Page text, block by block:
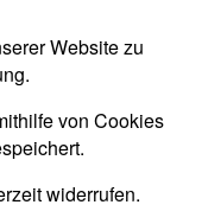
Website zu
von Cookies
widerrufen.